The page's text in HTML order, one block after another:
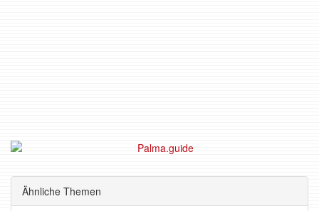
Ähnliche Themen